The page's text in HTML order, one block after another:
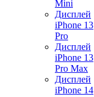
Mini
Дисплей
iPhone 13
Pro
Дисплей
iPhone 13
Pro Max
Дисплей
iPhone 14